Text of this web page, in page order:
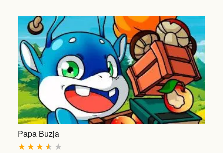
Papa Buzja
★
★
★
★
★